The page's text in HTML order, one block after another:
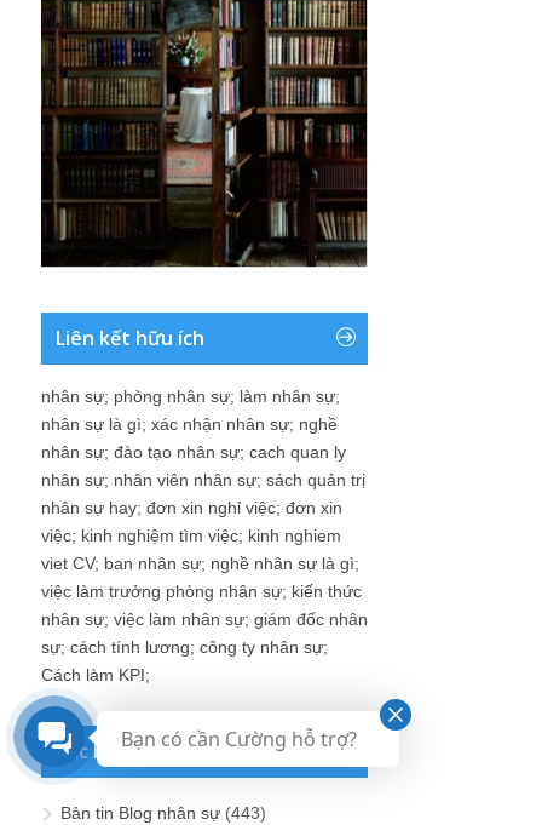
Liên kết hữu ích
nhân sự; phòng nhân sự; làm nhân sự;
nhân sự là gì; xác nhận nhân sự; nghề
nhân sự; đào tạo nhân sự; cach quan ly
nhân sự; nhân viên nhân sự; sách quản trị
nhân sự hay; đơn xin nghỉ việc; đơn xin
việc; kinh nghiệm tìm việc; kinh nghiem
viet CV; ban nhân sự; nghề nhân sự là gì;
việc làm trưởng phòng nhân sự; kiến thức
nhân sự; việc làm nhân sự; giám đốc nhân
sự; cách tính lương; công ty nhân sự;
Cách làm KPI;
Các bài viết của tôi
Bản tin Blog nhân sự (443)
Bạn có cần Cường hỗ trợ?